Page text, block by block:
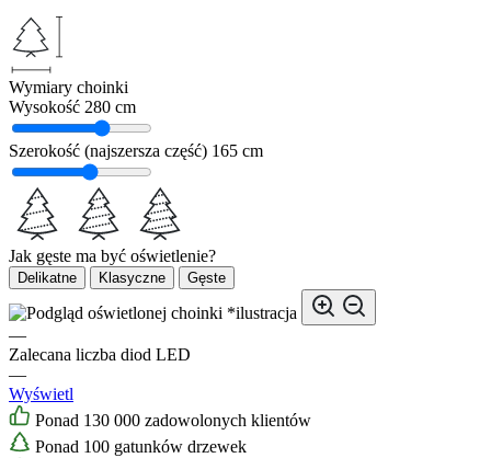
Wymiary choinki
Wysokość 280 cm
Szerokość (najszersza część) 165 cm
Jak gęste ma być oświetlenie?
Delikatne Klasyczne Gęste
*ilustracja
—
Zalecana liczba diod LED
—
Wyświetl
Ponad 130 000 zadowolonych klientów
Ponad 100 gatunków drzewek